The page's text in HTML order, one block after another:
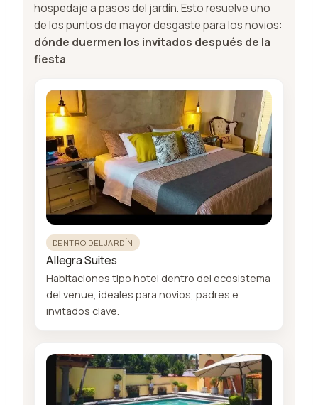
hospedaje a pasos del jardín. Esto resuelve uno
de los puntos de mayor desgaste para los novios:
dónde duermen los invitados después de la
fiesta.
DENTRO DEL JARDÍN
Allegra Suites
Habitaciones tipo hotel dentro del ecosistema
del venue, ideales para novios, padres e
invitados clave.